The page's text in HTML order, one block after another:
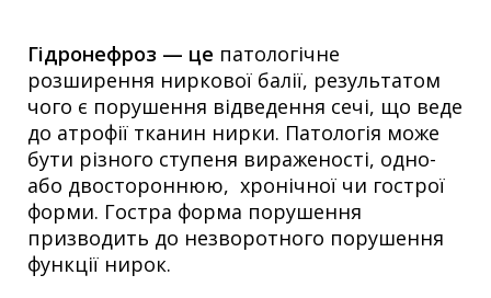
Гідронефроз — це патологічне
розширення ниркової балії, результатом
чого є порушення відведення сечі, що веде
до атрофії тканин нирки. Патологія може
бути різного ступеня вираженості, одно-
або двостороннюю, хронічної чи гострої
форми. Гостра форма порушення
призводить до незворотного порушення
функції нирок.